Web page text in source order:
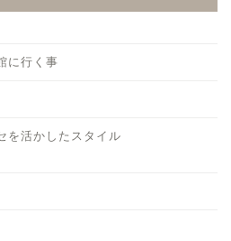
に行く事
を活かしたスタイル